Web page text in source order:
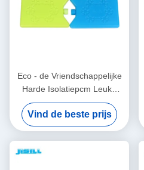
Eco - de Vriendschappelijke
Harde Isolatiepcm Leuke
Doos van de Ijslunch om
Voedsel te houden koel en
Vers
Vind de beste prijs